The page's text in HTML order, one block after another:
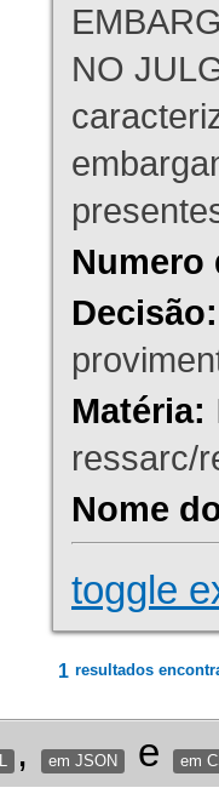
NO
Numero
Decisão:
Matéria:
ressarc/
Nome
toggle
1 resultados
, em JSON e em